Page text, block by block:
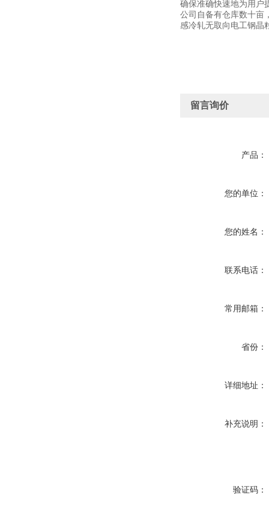
确保准确快速地为用
公司自备有仓库数十亩
感冷轧无取向电工钢晶
留言询价
产品：
您的单位：
您的姓名：
联系电话：
常用邮箱：
省份：
详细地址：
补充说明：
验证码：